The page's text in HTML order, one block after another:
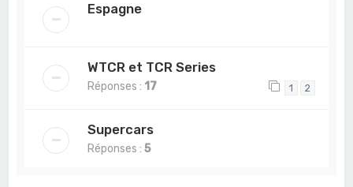
Espagne
WTCR et TCR Series
Réponses : 17 1 2
Supercars
Réponses :5